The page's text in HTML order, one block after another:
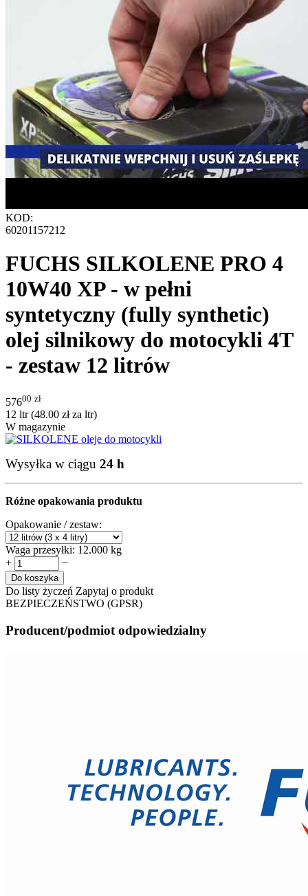
KOD:
60201157212
FUCHS SILKOLENE PRO 4
10W40 XP - w pełni
syntetyczny (fully synthetic)
olej silnikowy do motocykli 4T
- zestaw 12 litrów
57600 zł
12 ltr (48.00 złza ltr)
W magazynie
Wysyłka w ciągu 24 h
Różne opakowania produktu
Opakowanie / zestaw:
Waga przesyłki: 12.000 kg
+
−
Do koszyka
Do listy życzeń Zapytaj o produkt
BEZPIECZEŃSTWO (GPSR)
Producent/podmiot odpowiedzialny